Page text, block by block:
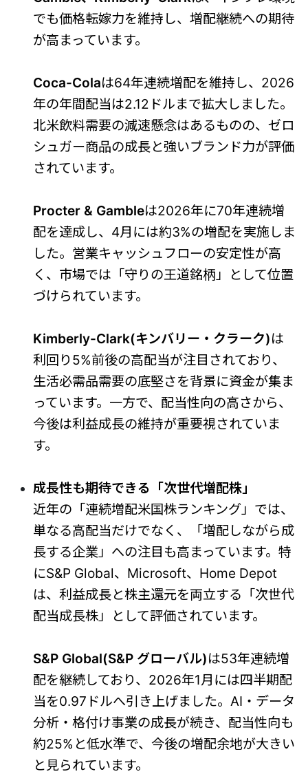
でも価格転嫁力を維持し、増配継続への期待
が高まっています。
Coca-Colaは64年連続増配を維持し、2026
年の年間配当は2.12ドルまで拡大しました。
北米飲料需要の減速懸念はあるものの、ゼロ
シュガー商品の成長と強いブランド力が評価
されています。
Procter & Gambleは2026年に70年連続増
配を達成し、4月には約3%の増配を実施しま
した。営業キャッシュフローの安定性が高
く、市場では「守りの王道銘柄」として位置
づけられています。
Kimberly-Clark(キンバリー・クラーク)は
利回り5%前後の高配当が注目されており、
生活必需品需要の底堅さを背景に資金が集ま
っています。一方で、配当性向の高さから、
今後は利益成長の維持が重要視されていま
す。
成長性も期待できる「次世代増配株」
近年の「連続増配米国株ランキング」では、
単なる高配当だけでなく、「増配しながら成
長する企業」への注目も高まっています。特
にS&P Global、Microsoft、Home Depot
は、利益成長と株主還元を両立する「次世代
配当成長株」として評価されています。
S&P Global(S&P グローバル)は53年連続増
配を継続しており、2026年1月には四半期配
当を0.97ドルへ引き上げました。AI・データ
分析・格付け事業の成長が続き、配当性向も
約25%と低水準で、今後の増配余地が大きい
と見られています。